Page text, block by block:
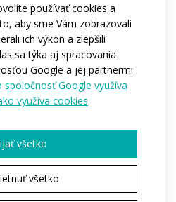
používať cookies a
aby sme Vám zobrazovali
ich výkon a zlepšili
sa týka aj spracovania
Google a jej partnermi.
spoločnosť Google využíva
využíva cookies.
všetko
všetko
vo verziách tourist (kód
vo veľkostiach pre dospelých
profesionálnych cyklistov
/ 134 / 140 / 146 / 152